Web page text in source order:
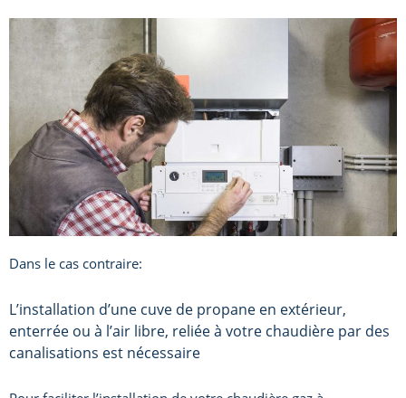
Dans le cas contraire:
L’installation d’une cuve de propane en extérieur,
enterrée ou à l’air libre, reliée à votre chaudière par des
canalisations est nécessaire